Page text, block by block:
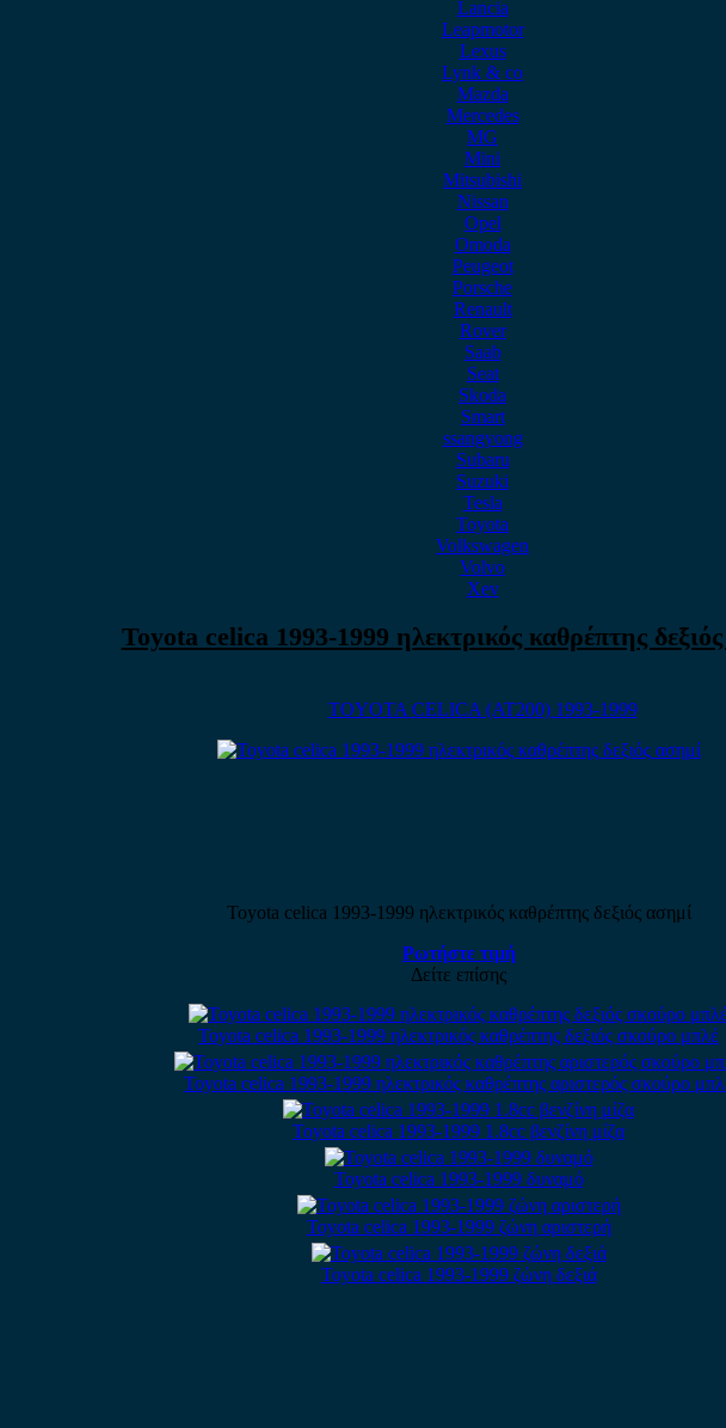
Lancia
Leapmotor
Lexus
Lynk & co
Mazda
Mercedes
MG
Mini
Mitsubishi
Nissan
Opel
Omoda
Peugeot
Porsche
Renault
Rover
Saab
Seat
Skoda
Smart
ssangyong
Subaru
Suzuki
Tesla
Toyota
Volkswagen
Volvo
Xev
Toyota celica 1993-1999 ηλεκτρικός καθρέπτης
TOYOTA CELICA (AT200) 1993-1999
Toyota celica 1993-1999 ηλεκτρικός καθρέπτης δεξιός ασημί
Ρωτήστε τιμή
Δείτε επίσης
Toyota celica 1993-1999 ηλεκτρικός καθρέπτης δεξιός σκούρο μπλέ
Toyota celica 1993-1999 ηλεκτρικός καθρέπτης αριστερός σκούρο
Toyota celica 1993-1999 1.8cc βενζίνη μίζα
Toyota celica 1993-1999 δυναμό
Toyota celica 1993-1999 ζώνη αριστερή
Toyota celica 1993-1999 ζώνη δεξιά